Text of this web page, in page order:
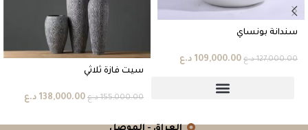
سندانة بونساي
127,000.00 د.ع 109,000.00 د.ع
سيت فازة ثلاثي
155,000.00 د.ع 138,000.00 د.ع